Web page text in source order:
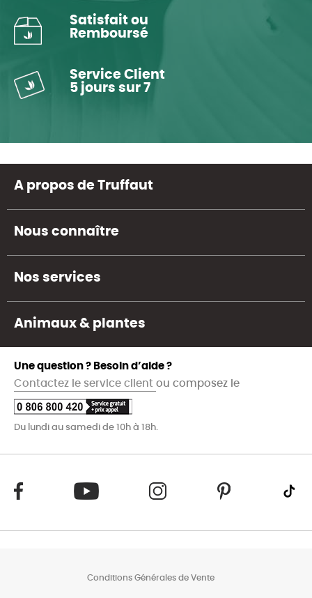
Satisfait ou
Remboursé
Service Client
5 jours sur 7
A propos de Truffaut
Nous connaître
Nos services
Animaux & plantes
Une question ? Besoin d’aide ?
Contactez le service client ou composez le
Du lundi au samedi de 10h à 18h.
Conditions Générales de Vente